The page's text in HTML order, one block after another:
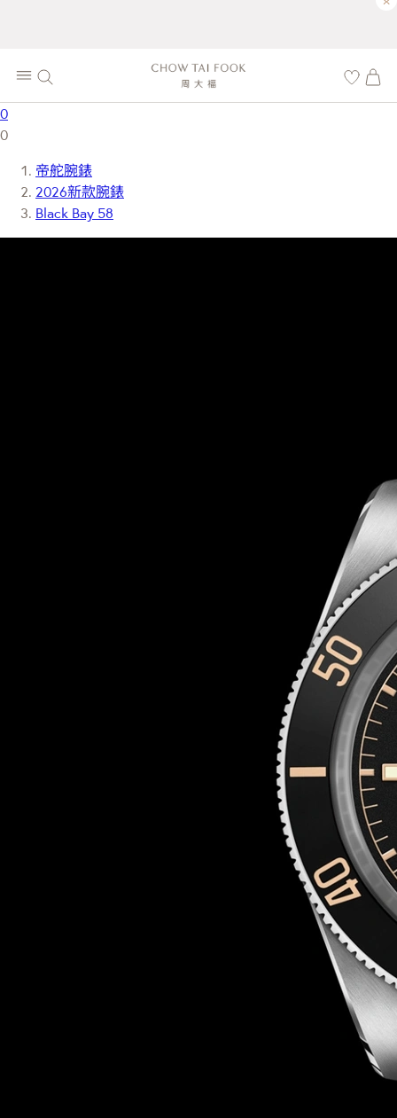
0
0
帝舵腕錶
2026新款腕錶
Black Bay 58